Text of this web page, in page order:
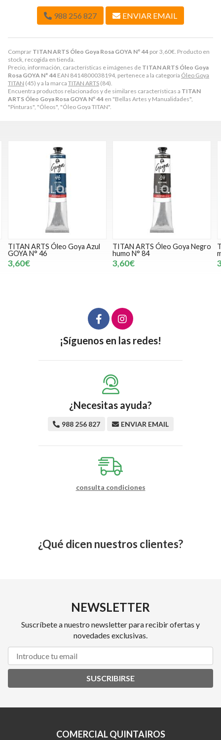
Comprar TITAN ARTS Óleo Goya Rosa GOYA N° 44 por3,60€. Producto en
stock, recogida en tienda.
Precio, información, características e imágenes de TITAN ARTS Óleo Goya
Rosa GOYA N° 44 EAN 8414800038194, pertenece a la categoría Óleo Goya
TITAN (45) y a la marca TITAN ARTS (84).
Encuentra productos relacionados y de similares características a TITAN
ARTS Óleo Goya Rosa GOYA N° 44 en "Bellas Artes y Manualidades",
"Pinturas", "Óleos", "Óleo Goya TITAN".
988 256 827 ENVIAR EMAIL
TITAN ARTS Óleo Goya Negro
humo N° 84
3,60€
TITAN ARTS Óleo Goya Negro
marfil N° 82
3,60€
¡Síguenos en las redes!
¿Necesitas ayuda?
988 256 827 ENVIAR EMAIL
consulta condiciones
¿Qué dicen nuestros clientes?
NEWSLETTER
Suscríbete a nuestro newsletter para recibir ofertas y
novedades exclusivas.
SUSCRIBIRSE
COMERCIAL QUINTAIROS